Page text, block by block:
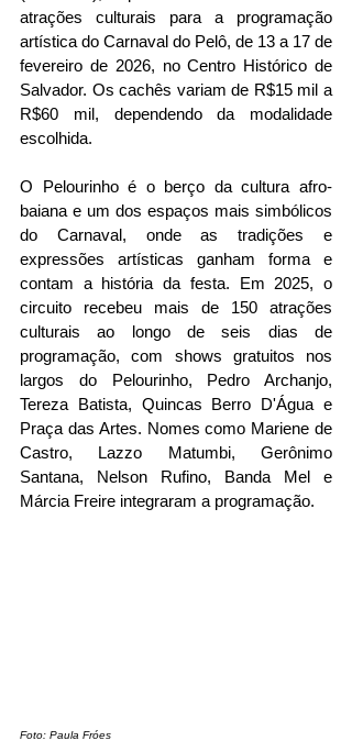
atrações culturais para a programação
artística do Carnaval do Pelô, de 13 a 17 de
fevereiro de 2026, no Centro Histórico de
Salvador. Os cachês variam de R$15 mil a
R$60 mil, dependendo da modalidade
escolhida.
O Pelourinho é o berço da cultura afro-
baiana e um dos espaços mais simbólicos
do Carnaval, onde as tradições e
expressões artísticas ganham forma e
contam a história da festa. Em 2025, o
circuito recebeu mais de 150 atrações
culturais ao longo de seis dias de
programação, com shows gratuitos nos
largos do Pelourinho, Pedro Archanjo,
Tereza Batista, Quincas Berro D'Água e
Praça das Artes. Nomes como Mariene de
Castro, Lazzo Matumbi, Gerônimo
Santana, Nelson Rufino, Banda Mel e
Márcia Freire integraram a programação.
Foto: Paula Fróes